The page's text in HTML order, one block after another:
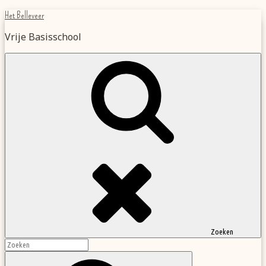
Ga
de
Het Belleveer
Vrije Basisschool
Zoeken
Zoeken
naar: